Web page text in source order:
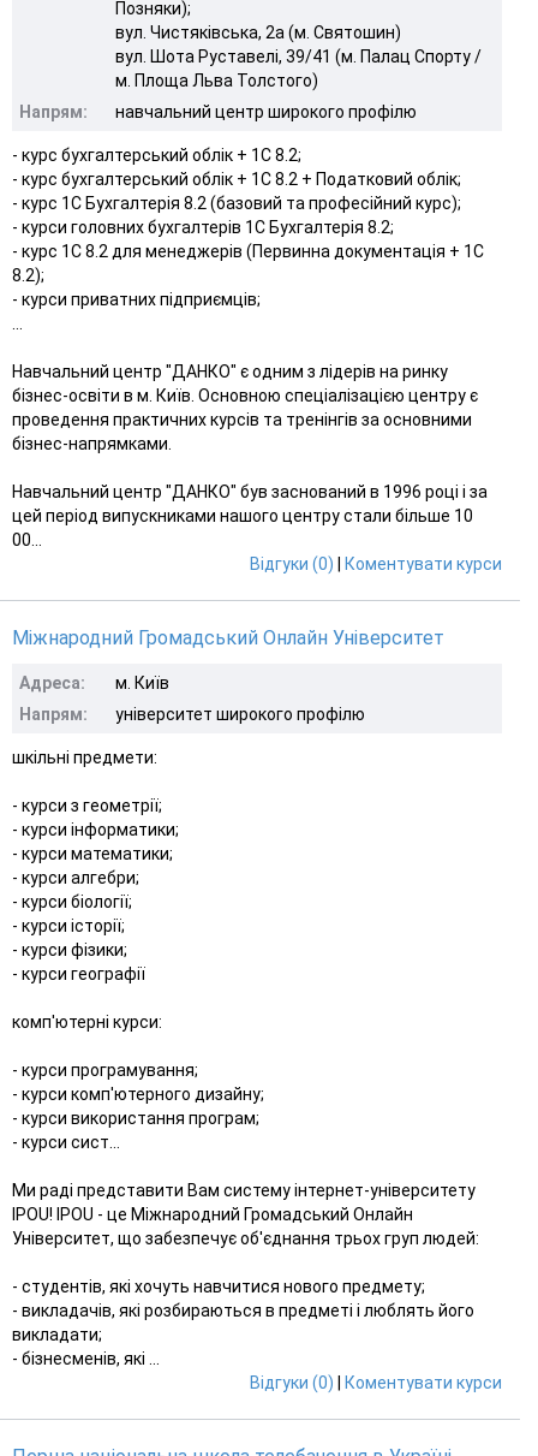
Позняки);
вул. Чистяківська, 2а (м. Святошин)
вул. Шота Руставелі, 39/41 (м. Палац Спорту /
м. Площа Льва Толстого)
Напрям:
навчальний центр широкого профілю
- курс бухгалтерський облік + 1С 8.2;
- курс бухгалтерський облік + 1С 8.2 + Податковий облік;
- курс 1С Бухгалтерія 8.2 (базовий та професійний курс);
- курси головних бухгалтерів 1С Бухгалтерія 8.2;
- курс 1С 8.2 для менеджерів (Первинна документація + 1С
8.2);
- курси приватних підприємців;
Навчальний центр "ДАНКО" є одним з лідерів на ринку
бізнес-освіти в м. Київ. Основною спеціалізацією центру є
проведення практичних курсів та тренінгів за основними
бізнес-напрямками.
Навчальний центр "ДАНКО" був заснований в 1996 році і за
цей період випускниками нашого центру стали більше 10
00...
Відгуки (0)
Коментувати курси
Міжнародний Громадський Онлайн Університет
Адреса:
м. Київ
Напрям:
університет широкого профілю
шкільні предмети:
- курси з геометрії;
- курси інформатики;
- курси математики;
- курси алгебри;
- курси біології;
- курси історії;
- курси фізики;
- курси географії
комп'ютерні курси:
- курси програмування;
- курси комп'ютерного дизайну;
- курси використання програм;
- курси сист...
Ми раді представити Вам систему інтернет-університету
IPOU! IPOU - це Міжнародний Громадський Онлайн
Університет, що забезпечує об'єднання трьох груп людей:
- студентів, які хочуть навчитися нового предмету;
- викладачів, які розбираються в предметі і люблять його
викладати;
- бізнесменів, які ...
Відгуки (0)
Коментувати курси